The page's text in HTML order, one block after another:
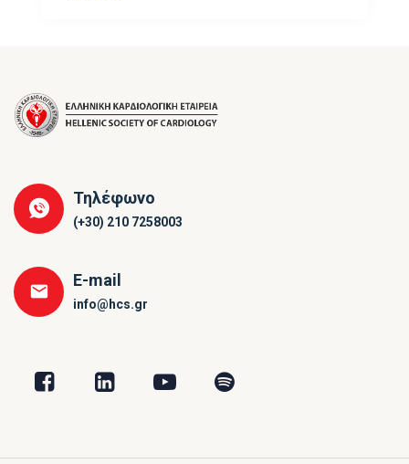
Τηλέφωνο
(+30) 210 7258003
E-mail
info@hcs.gr